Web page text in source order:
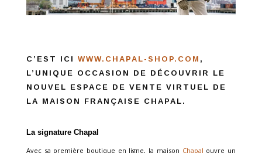
C’EST ICI WWW.CHAPAL-SHOP.COM ,
L’UNIQUE OCCASION DE DÉCOUVRIR LE
NOUVEL ESPACE DE VENTE VIRTUEL DE
LA MAISON FRANÇAISE CHAPAL.
La signature Chapal
Avec sa première boutique en ligne, la maison Chapal ouvre un